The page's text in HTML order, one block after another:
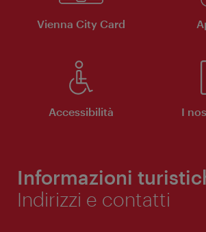
Vienna City Card
Accessibilità I
Informazioni
Indirizzi e contatti